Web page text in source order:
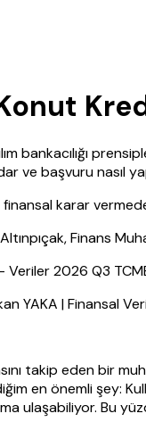
bankacılığı
ve başvuru nasıl
karar
Finans
2026 Q3
YAKA | Finansal
takip eden bir
en önemli şey:
ulaşabiliyor. Bu